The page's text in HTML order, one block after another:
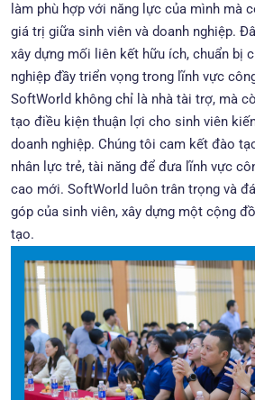
làm phù hợp với năng lực của mình mà
giá trị giữa sinh viên và doanh nghiệp.
xây dựng mối liên kết hữu ích, chuẩn bị
nghiệp đầy triển vọng trong lĩnh vực
SoftWorld không chỉ là nhà tài trợ, mà
tạo điều kiện thuận lợi cho sinh viên
doanh nghiệp. Chúng tôi cam kết đào
nhân lực trẻ, tài năng để đưa lĩnh vực
cao mới. SoftWorld luôn trân trọng và
góp của sinh viên, xây dựng một cộng
tạo.